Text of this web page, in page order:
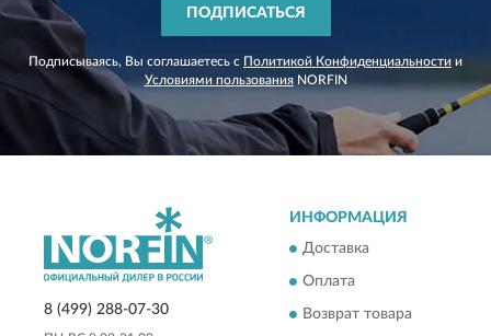
ПОДПИСАТЬСЯ
Подписываясь, Вы соглашаетесь с Политикой Конфиденциальности и
Условиями пользованияNORFIN
8 (499) 288-07-30
ИНФОРМАЦИЯ
Доставка
Оплата
Возврат товара